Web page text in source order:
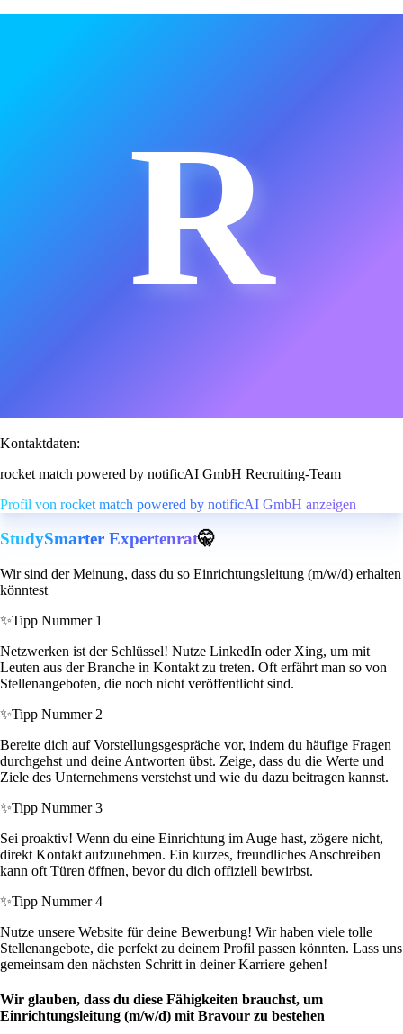
R
Kontaktdaten:
rocket match powered by notificAI GmbH Recruiting-Team
Profil von rocket match powered by notificAI GmbH anzeigen
StudySmarter Expertenrat🤫
Wir sind der Meinung, dass du so Einrichtungsleitung (m/w/d) erhalten
könntest
✨Tipp Nummer 1
Netzwerken ist der Schlüssel! Nutze LinkedIn oder Xing, um mit
Leuten aus der Branche in Kontakt zu treten. Oft erfährt man so von
Stellenangeboten, die noch nicht veröffentlicht sind.
✨Tipp Nummer 2
Bereite dich auf Vorstellungsgespräche vor, indem du häufige Fragen
durchgehst und deine Antworten übst. Zeige, dass du die Werte und
Ziele des Unternehmens verstehst und wie du dazu beitragen kannst.
✨Tipp Nummer 3
Sei proaktiv! Wenn du eine Einrichtung im Auge hast, zögere nicht,
direkt Kontakt aufzunehmen. Ein kurzes, freundliches Anschreiben
kann oft Türen öffnen, bevor du dich offiziell bewirbst.
✨Tipp Nummer 4
Nutze unsere Website für deine Bewerbung! Wir haben viele tolle
Stellenangebote, die perfekt zu deinem Profil passen könnten. Lass uns
gemeinsam den nächsten Schritt in deiner Karriere gehen!
Wir glauben, dass du diese Fähigkeiten brauchst, um
Einrichtungsleitung (m/w/d) mit Bravour zu bestehen